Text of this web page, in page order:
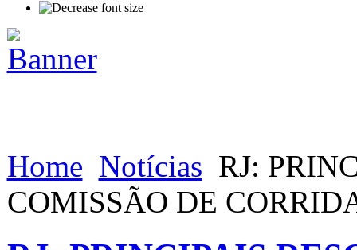
Home Notícias RJ:
COMISSÃO DE